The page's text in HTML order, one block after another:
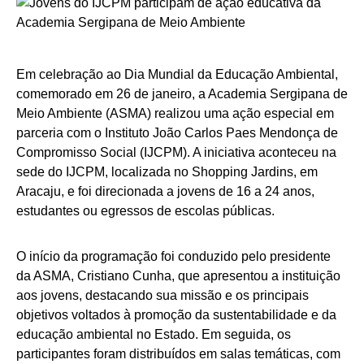
Em celebração ao Dia Mundial da Educação Ambiental,
comemorado em 26 de janeiro, a Academia Sergipana de
Meio Ambiente (ASMA) realizou uma ação especial em
parceria com o Instituto João Carlos Paes Mendonça de
Compromisso Social (IJCPM). A iniciativa aconteceu na
sede do IJCPM, localizada no Shopping Jardins, em
Aracaju, e foi direcionada a jovens de 16 a 24 anos,
estudantes ou egressos de escolas públicas.
O início da programação foi conduzido pelo presidente
da ASMA, Cristiano Cunha, que apresentou a instituição
aos jovens, destacando sua missão e os principais
objetivos voltados à promoção da sustentabilidade e da
educação ambiental no Estado. Em seguida, os
participantes foram distribuídos em salas temáticas, com